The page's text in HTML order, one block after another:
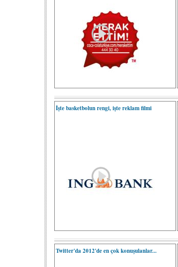
İşte basketbolun rengi, işte reklam filmi
Twitter'da 2012'de en çok konuşulanlar...